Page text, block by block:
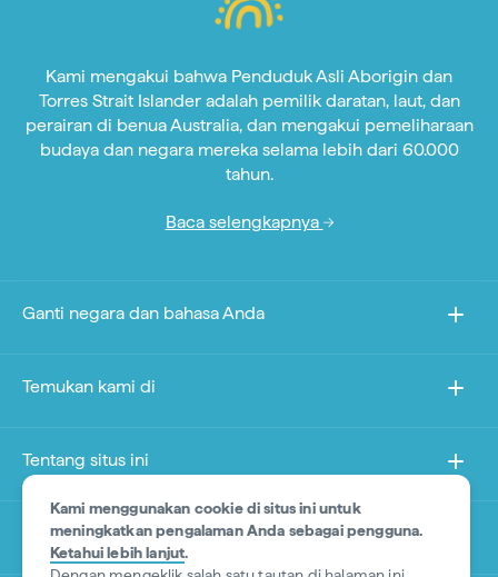
Kami menggunakan cookie di situs ini untuk
meningkatkan pengalaman Anda sebagai pengguna.
Ketahui lebih lanjut.
Kami mengakui bahwa Penduduk Asli Aborigin dan
Torres Strait Islander adalah pemilik daratan, laut, dan
perairan di benua Australia, dan mengakui pemeliharaan
budaya dan negara mereka selama lebih dari 60.000
tahun.
Baca selengkapnya
Ganti negara dan bahasa Anda
Temukan kami di
Tentang situs ini
Situs lain